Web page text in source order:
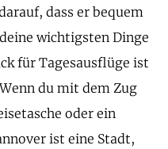
dass er bequem
wichtigsten Dinge
für Tagesausflüge ist
du mit dem Zug
oder ein
ist eine Stadt,